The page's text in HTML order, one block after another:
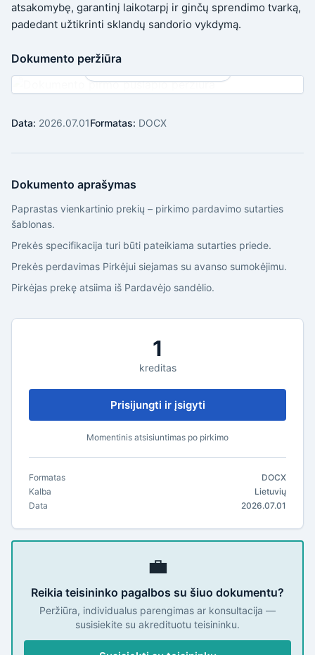
atsakomybę, garantinį laikotarpį ir ginčų sprendimo tvarką,
padedant užtikrinti sklandų sandorio vykdymą.
Dokumento peržiūra
Data: 2026.07.01Formatas: DOCX
Dokumento aprašymas
Paprastas vienkartinio prekių – pirkimo pardavimo sutarties
šablonas.
Prekės specifikacija turi būti pateikiama sutarties priede.
Prekės perdavimas Pirkėjui siejamas su avanso sumokėjimu.
Pirkėjas prekę atsiima iš Pardavėjo sandėlio.
1
kreditas
Prisijungti ir įsigyti
Momentinis atsisiuntimas po pirkimo
Formatas
DOCX
Kalba
Lietuvių
Data
2026.07.01
💼
Reikia teisininko pagalbos su šiuo dokumentu?
Peržiūra, individualus parengimas ar konsultacija —
susisiekite su akredituotu teisininku.